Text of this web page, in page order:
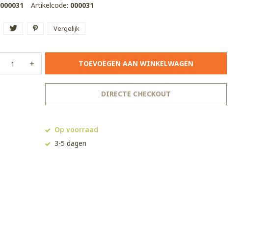
000031 Artikelcode: 000031
Vergelijk
TOEVOEGEN AAN WINKELWAGEN
DIRECTE CHECKOUT
Op voorraad
3-5 dagen